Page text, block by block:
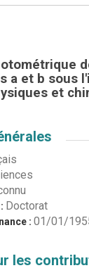
a et b sous
et
Doctorat
: 01/01/
les